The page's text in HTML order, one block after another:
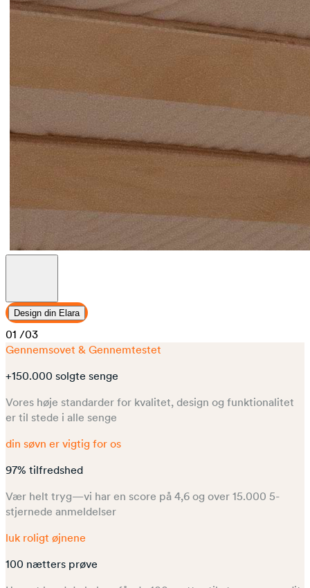
Design din Elara
01 /03
Gennemsovet & Gennemtestet
+150.000 solgte senge
Vores høje standarder for kvalitet, design og funktionalitet
er til stede i alle senge
din søvn er vigtig for os
97% tilfredshed
Vær helt tryg—vi har en score på 4,6 og over 15.000 5-
stjernede anmeldelser
luk roligt øjnene
100 nætters prøve